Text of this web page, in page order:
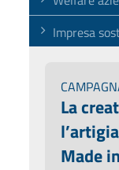
Impresa
La
Made